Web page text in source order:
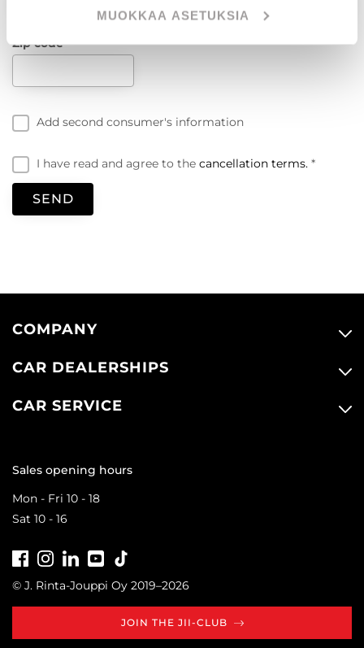
MUOKKAA ASETUKSIA
Zip code
Add second consumer's information
I have read and agree to the cancellation terms.
COMPANY
CAR DEALERSHIPS
CAR SERVICE
Sales opening hours
Mon - Fri 10 - 18
Sat 10 - 16
FacebookInstagramLinkedInYoutube
© J. Rinta-Jouppi Oy 2019–2026
JOIN THE JII-CLUB